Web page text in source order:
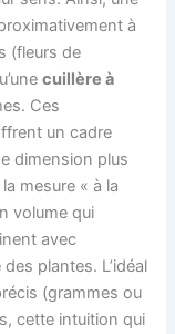
à
(fleurs de
cuillère à
Ces
un cadre
dimension plus
mesure « à la
volume qui
avec
plantes. L’idéal
(grammes ou
cette intuition qui